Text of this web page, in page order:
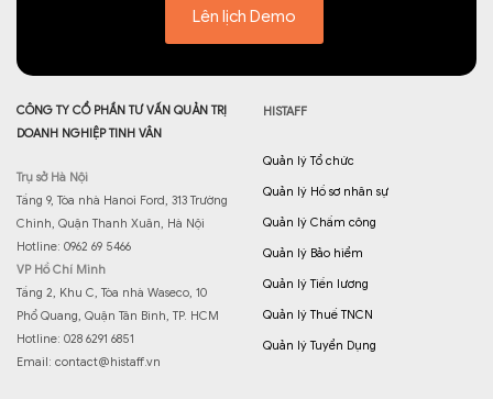
Lên lịch Demo
CÔNG TY CỔ PHẦN TƯ VẤN QUẢN TRỊ
DOANH NGHIỆP TINH VÂN
Trụ sở Hà Nội
Tầng 9, Tòa nhà Hanoi Ford, 313 Trường
Chinh, Quận Thanh Xuân, Hà Nội
Hotline: 0962 69 5466
VP Hồ Chí Minh
Tầng 2, Khu C, Tòa nhà Waseco, 10
Phổ Quang, Quận Tân Bình, TP. HCM
Hotline: 028 6291 6851
Email: contact@histaff.vn
HISTAFF
Quản lý Tổ chức
Quản lý Hồ sơ nhân sự
Quản lý Chấm công
Quản lý Bảo hiểm
Quản lý Tiền lương
Quản lý Thuế TNCN
Quản lý Tuyển Dụng